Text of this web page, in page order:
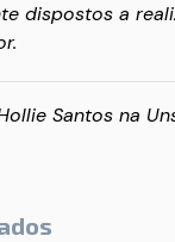
dispostos a
Santos na